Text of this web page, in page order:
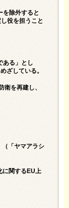
を除外すると
役を担うこと
ある」とし
ざしている。
衛を再建し、
（「ヤマアラシ
に関するEU上